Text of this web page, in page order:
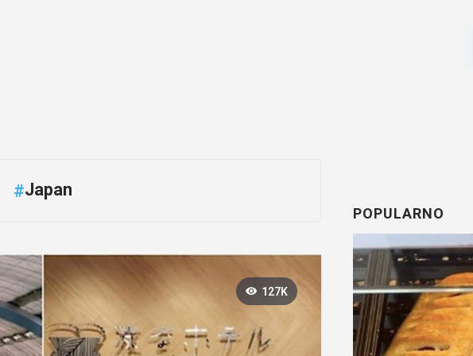
#Japan
127K
POPULARNO